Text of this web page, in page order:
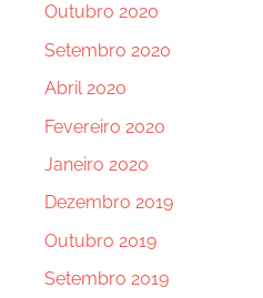
Outubro 2020
Setembro 2020
Abril 2020
Fevereiro 2020
Janeiro 2020
Dezembro 2019
Outubro 2019
Setembro 2019